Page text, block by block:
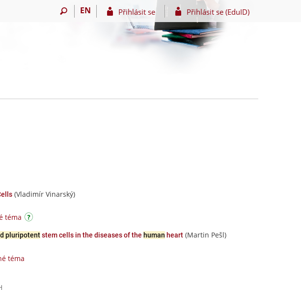
EN Přihlásit se Přihlásit se (EduID)
(Vladimír Vinarský)
téma
pluripotentstem cells in the diseases of the human heart (Martin Pešl)
téma